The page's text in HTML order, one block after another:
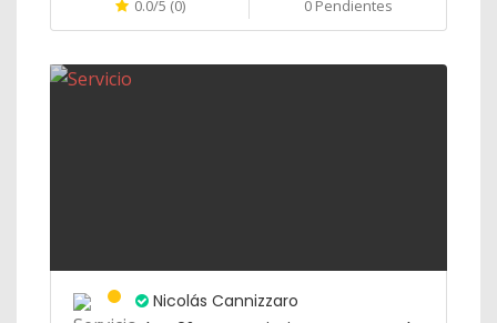
0.0/5 (0) 0 Pendientes
Nicolás Cannizzaro